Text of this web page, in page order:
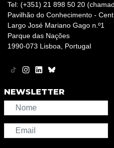
Tel: (+351) 21 898 50 20
Pavilhão do Conhecimento -
Largo José Mariano Gago n.º1
Parque das Nações
1990-073 Lisboa, Portugal
NEWSLETTER